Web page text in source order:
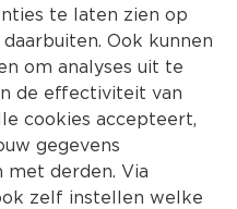
te laten zien op
Ook kunnen
om analyses uit te
de effectiviteit van
cookies accepteert,
gegevens
derden. Via
zelf instellen welke